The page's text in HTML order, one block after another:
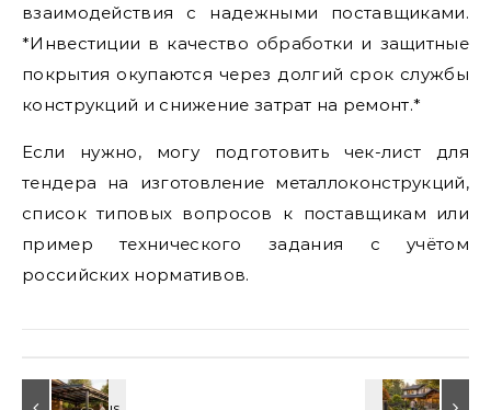
взаимодействия с надежными поставщиками.
*Инвестиции в качество обработки и защитные
покрытия окупаются через долгий срок службы
конструкций и снижение затрат на ремонт.*
Если нужно, могу подготовить чек-лист для
тендера на изготовление металлоконструкций,
список типовых вопросов к поставщикам или
пример технического задания с учётом
российских нормативов.